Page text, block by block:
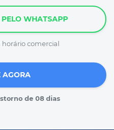
WHATSAPP
comercial
AGORA
de 08 dias